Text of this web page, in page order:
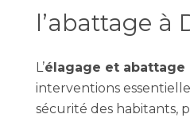
l’abattage à
L’élagage et abattage
interventions
sécurité des habitants,